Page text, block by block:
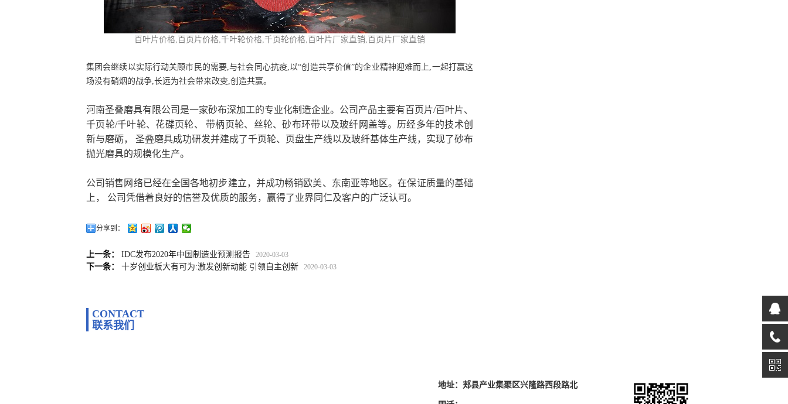
百叶片价格, 百页片价格,千叶轮价格,千页轮价格,百叶片厂家直销,百页片厂家直销
集团会继续以实际行动关顾巿民的需要,与社会同心抗疫,以“创造共享价值”的企业精神迎难而上,一起打赢这
场没有硝烟的战争,长远为社会带来改变,创造共赢。
河南圣叠磨具有限公司是一家砂布深加工的专业化制造企业。公司产品主要有百页片/百叶片、
千页轮/千叶轮、花碟页轮、 带柄页轮、丝轮、砂布环带以及玻纤网盖等。历经多年的技术创
新与磨砺， 圣叠磨具成功研发并建成了千页轮、页盘生产线以及玻纤基体生产线，实现了砂布
抛光磨具的规模化生产。
公司销售网络已经在全国各地初步建立，并成功畅销欧美、东南亚等地区。在保证质量的基础
上， 公司凭借着良好的信誉及优质的服务，赢得了业界同仁及客户的广泛认可。
分享到：
上一条： IDC发布2020年中国制造业预测报告 2020-03-03
下一条： 十岁创业板大有可为:激发创新动能 引领自主创新 2020-03-03
CONTACT
联系我们
地址：郏县产业集聚区兴隆路西段路北